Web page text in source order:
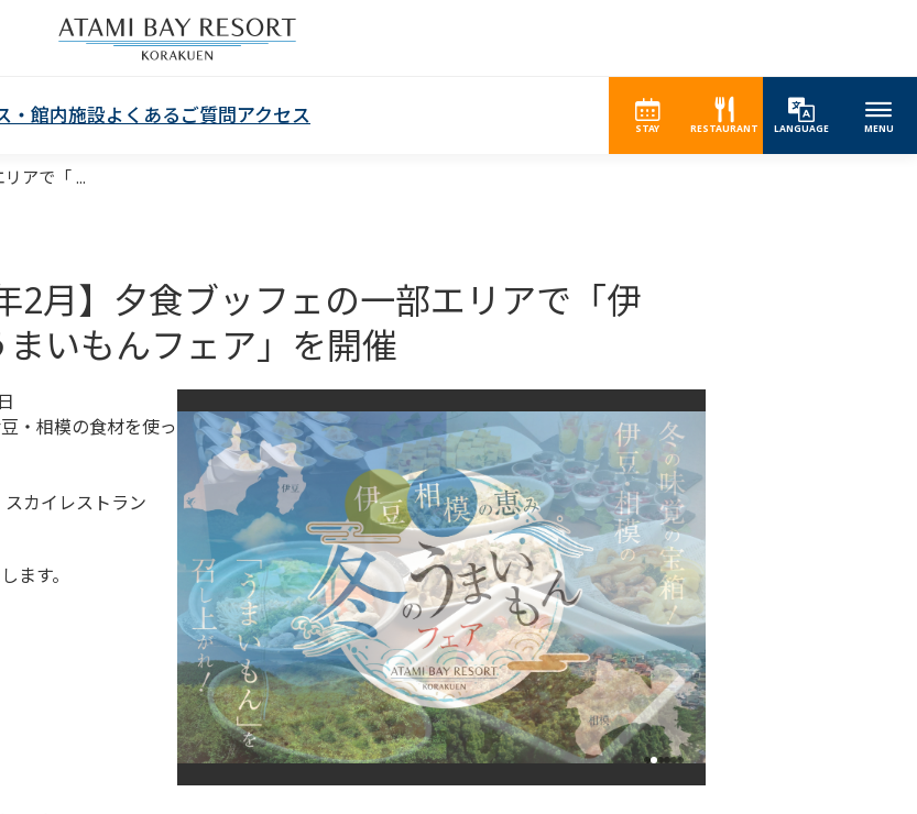
・館内施設よくあるご質問アクセス
STAY RESTAURANT LANGUAGE MENU
アで「 ...
2月】夕食ブッフェの一部エリアで「伊
いもんフェア」を開催
・相模の食材を使っ
スカイレストラン
ます。